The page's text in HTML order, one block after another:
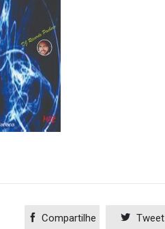
 Compartilhe  Tweet